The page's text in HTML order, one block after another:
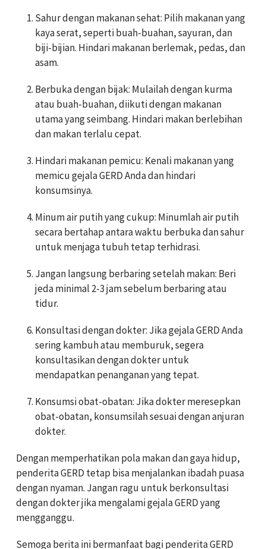
Sahur dengan makanan sehat: Pilih makanan yang
kaya serat, seperti buah-buahan, sayuran, dan
biji-bijian. Hindari makanan berlemak, pedas, dan
asam.
Berbuka dengan bijak: Mulailah dengan kurma
atau buah-buahan, diikuti dengan makanan
utama yang seimbang. Hindari makan berlebihan
dan makan terlalu cepat.
Hindari makanan pemicu: Kenali makanan yang
memicu gejala GERD Anda dan hindari
konsumsinya.
Minum air putih yang cukup: Minumlah air putih
secara bertahap antara waktu berbuka dan sahur
untuk menjaga tubuh tetap terhidrasi.
Jangan langsung berbaring setelah makan: Beri
jeda minimal 2-3 jam sebelum berbaring atau
tidur.
Konsultasi dengan dokter: Jika gejala GERD Anda
sering kambuh atau memburuk, segera
konsultasikan dengan dokter untuk
mendapatkan penanganan yang tepat.
Konsumsi obat-obatan: Jika dokter meresepkan
obat-obatan, konsumsilah sesuai dengan anjuran
dokter.
Dengan memperhatikan pola makan dan gaya hidup,
penderita GERD tetap bisa menjalankan ibadah puasa
dengan nyaman. Jangan ragu untuk berkonsultasi
dengan dokter jika mengalami gejala GERD yang
mengganggu.
Semoga berita ini bermanfaat bagi penderita GERD